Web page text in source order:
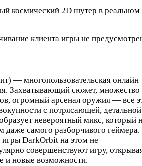
космический 2D шутер в реальном
клиента игры не
— многопользовательская онлайн
Захватывающий сюжет, множество
огромный арсенал оружия — все
с потрясающей,
невероятный микс, который
даже самого разборчивого геймера.
игры DarkOrbit на этом не
совершенствуют игру,
и новые возможности.